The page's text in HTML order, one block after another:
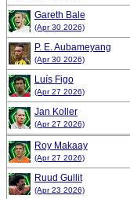
Gareth Bale
(Apr 30 2026)
P. E. Aubameyang
(Apr 30 2026)
Luís Figo
(Apr 27 2026)
Jan Koller
(Apr 27 2026)
Roy Makaay
(Apr 27 2026)
Ruud Gullit
(Apr 23 2026)